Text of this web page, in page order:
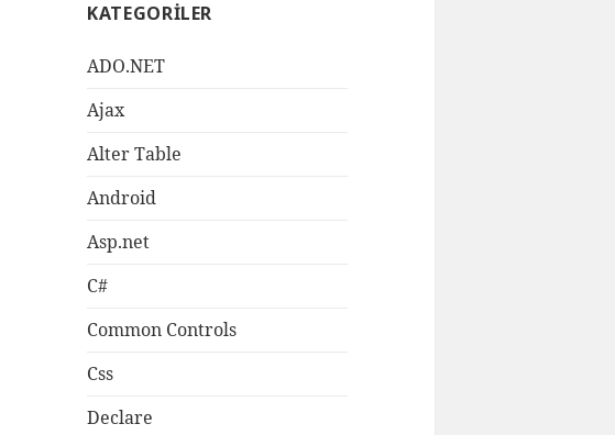
KATEGORILER
ADO.NET
Ajax
Alter Table
Android
Asp.net
C#
Common Controls
Css
Declare